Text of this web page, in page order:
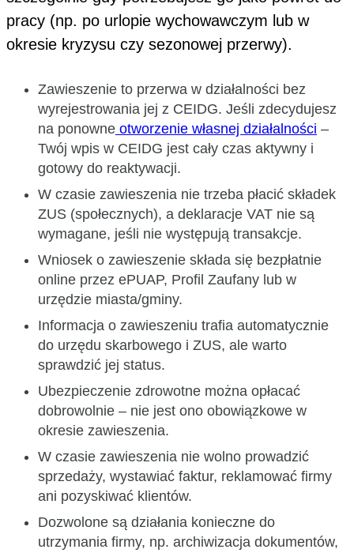
pracy (np. po urlopie wychowawczym lub w
okresie kryzysu czy sezonowej przerwy).
Zawieszenie to przerwa w działalności bez
wyrejestrowania jej z CEIDG. Jeśli zdecydujesz
na ponowne otworzenie własnej działalności –
Twój wpis w CEIDG jest cały czas aktywny i
gotowy do reaktywacji.
W czasie zawieszenia nie trzeba płacić składek
ZUS (społecznych), a deklaracje VAT nie są
wymagane, jeśli nie występują transakcje.
Wniosek o zawieszenie składa się bezpłatnie
online przez ePUAP, Profil Zaufany lub w
urzędzie miasta/gminy.
Informacja o zawieszeniu trafia automatycznie
do urzędu skarbowego i ZUS, ale warto
sprawdzić jej status.
Ubezpieczenie zdrowotne można opłacać
dobrowolnie – nie jest ono obowiązkowe w
okresie zawieszenia.
W czasie zawieszenia nie wolno prowadzić
sprzedaży, wystawiać faktur, reklamować firmy
ani pozyskiwać klientów.
Dozwolone są działania konieczne do
utrzymania firmy, np. archiwizacja dokumentów,